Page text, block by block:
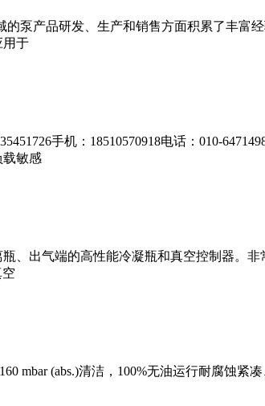
的泵产品研发、生产和销售方面积累了丰富
用于
手机：18510570918电话：010-
载敏感
、出气端的高性能冷凝瓶和真空控制器。
mbar (abs.)清洁，100%无油运行耐腐蚀紧